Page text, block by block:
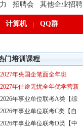
招聘会 其他企业招聘
计算机 QQ群
门培训课程
2027年央国企笔面全年班
2027年仕途无忧全年优学营新
2026年事业单位联考A类【综
2026年事业单位联考C类【自
2026年事业单位联考D类【中